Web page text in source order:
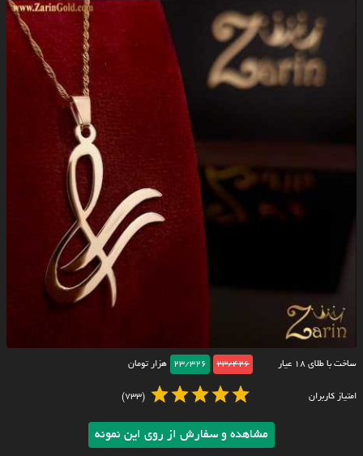
ساخت با طلای ۱۸ عیار 23/426
23/326 هزار تومان
امتیاز کاربران (733)
مشاهده و سفارش از روی این نمونه